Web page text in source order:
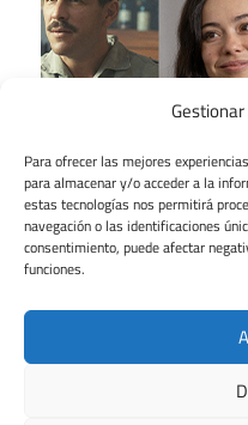
Para ofrecer las mejores
para almacenar y/o acceder a la
estas tecnologías nos permitirá
navegación o las identificaciones
consentimiento, puede afectar
funciones.